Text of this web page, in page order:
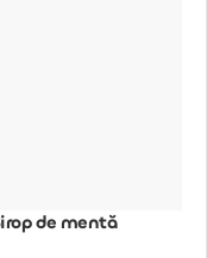
de mentă